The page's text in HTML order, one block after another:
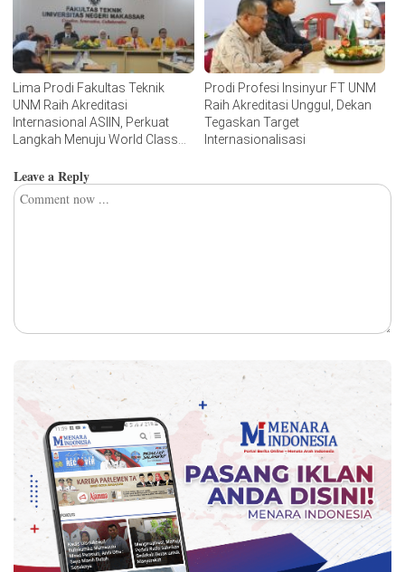
Lima Prodi Fakultas Teknik
UNM Raih Akreditasi
Internasional ASIIN, Perkuat
Langkah Menuju World Class
Prodi Profesi Insinyur FT UNM
Raih Akreditasi Unggul, Dekan
Tegaskan Target
Internasionalisasi
Leave a Reply